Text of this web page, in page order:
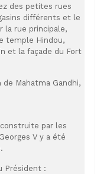
des petites rues
différents et le
la rue principale,
temple Hindou,
et la façade du Fort
Mahatma Gandhi,
par les
V y a été
Président :